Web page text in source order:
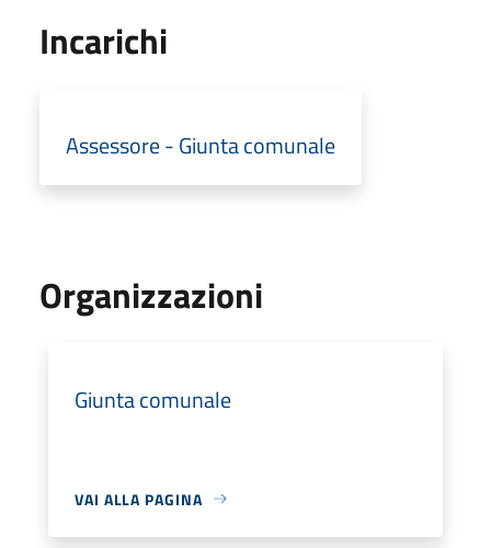
Incarichi
Assessore - Giunta comunale
Organizzazioni
Giunta comunale
VAI ALLA PAGINA